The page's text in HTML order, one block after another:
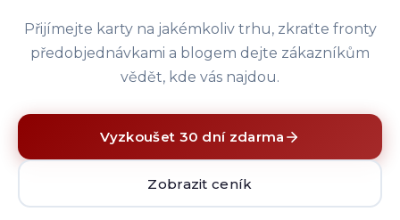
Přijímejte karty na jakémkoliv trhu, zkraťte fronty
předobjednávkami a blogem dejte zákazníkům
vědět, kde vás najdou.
Vyzkoušet 30 dní zdarma
Zobrazit ceník